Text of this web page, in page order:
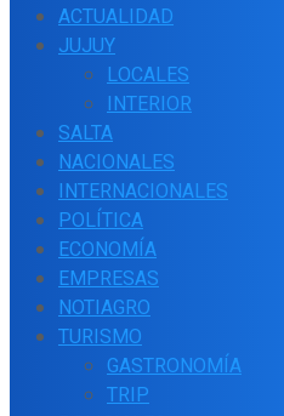
ACTUALIDAD
JUJUY
LOCALES
INTERIOR
SALTA
NACIONALES
INTERNACIONALES
POLÍTICA
ECONOMÍA
EMPRESAS
NOTIAGRO
TURISMO
GASTRONOMÍA
TRIP